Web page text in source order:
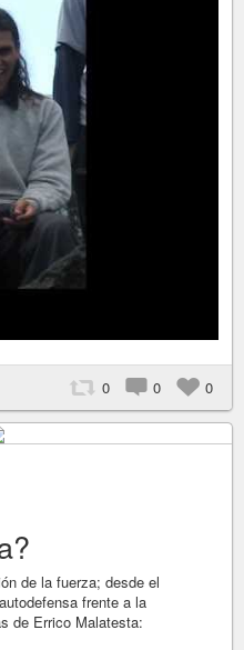
0 0 0
de la fuerza; desde el
frente a la
de Errico Malatesta: